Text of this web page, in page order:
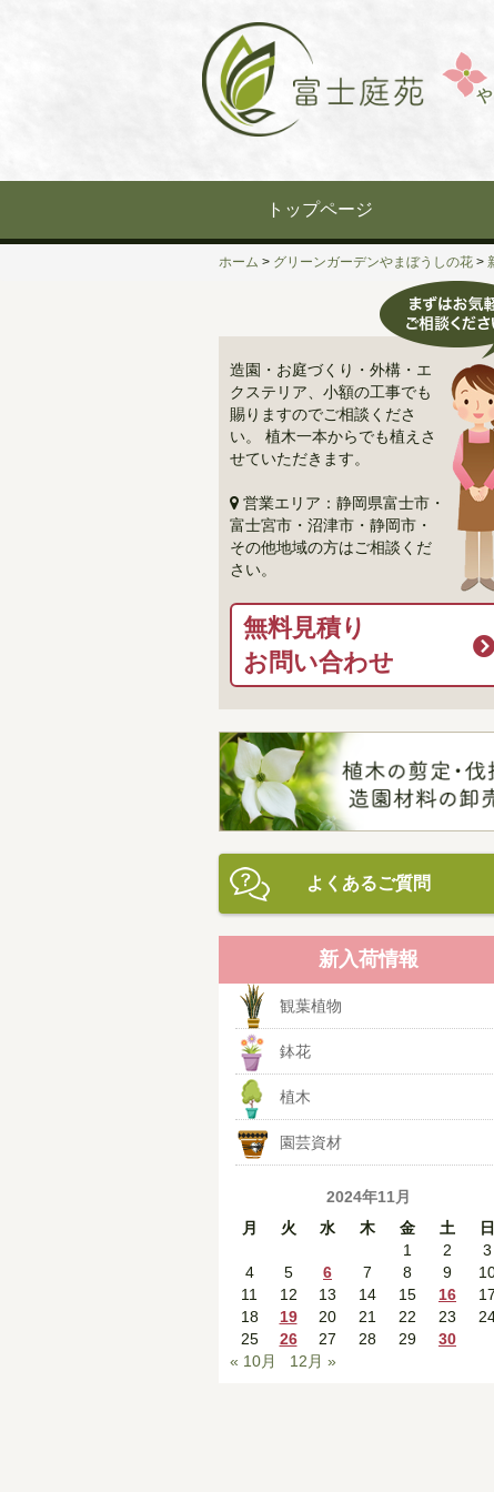
トップページ
ホーム > グリーンガーデンやまぼうしの花 >
造園・お庭づくり・外構・エ
クステリア、小額の工事でも
賜りますのでご相談くださ
い。 植木一本からでも植えさ
せていただきます。
営業エリア：静岡県富士市・
富士宮市・沼津市・静岡市・
その他地域の方はご相談くだ
さい。
無料見積り
お問い合わせ
よくあるご質問
新入荷情報
観葉植物
鉢花
植木
園芸資材
2024年11月
月
火 水 木 金 土
日
1
2
3
4
5 6 7 8 9
11
12 13 14 15 16
17
18
19 20 21 22 23
25
26 27 28 29
30
« 10月
12月 »